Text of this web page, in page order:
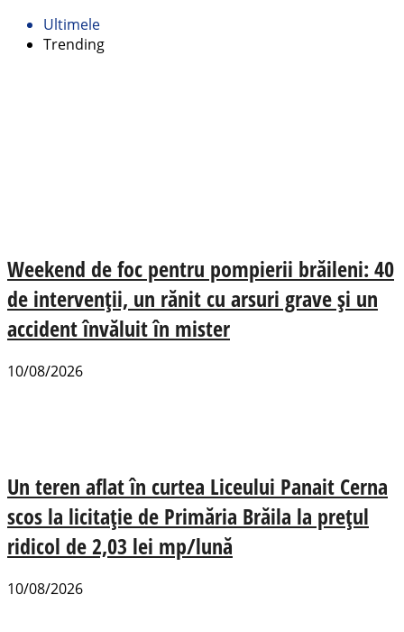
Ultimele
Trending
Weekend de foc pentru pompierii brăileni: 40
de intervenții, un rănit cu arsuri grave și un
accident învăluit în mister
10/08/2026
Un teren aflat în curtea Liceului Panait Cerna
scos la licitație de Primăria Brăila la prețul
ridicol de 2,03 lei mp/lună
10/08/2026